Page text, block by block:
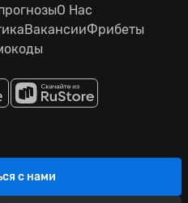
О Нас
ВакансииФрибеты
с нами